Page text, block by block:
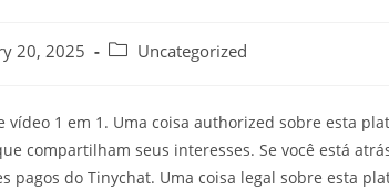
20, 2025
Post Uncategorized
vídeo 1 em 1. Uma coisa authorized sobre esta
compartilham seus interesses. Se você está
pagos do Tinychat. Uma coisa legal sobre esta